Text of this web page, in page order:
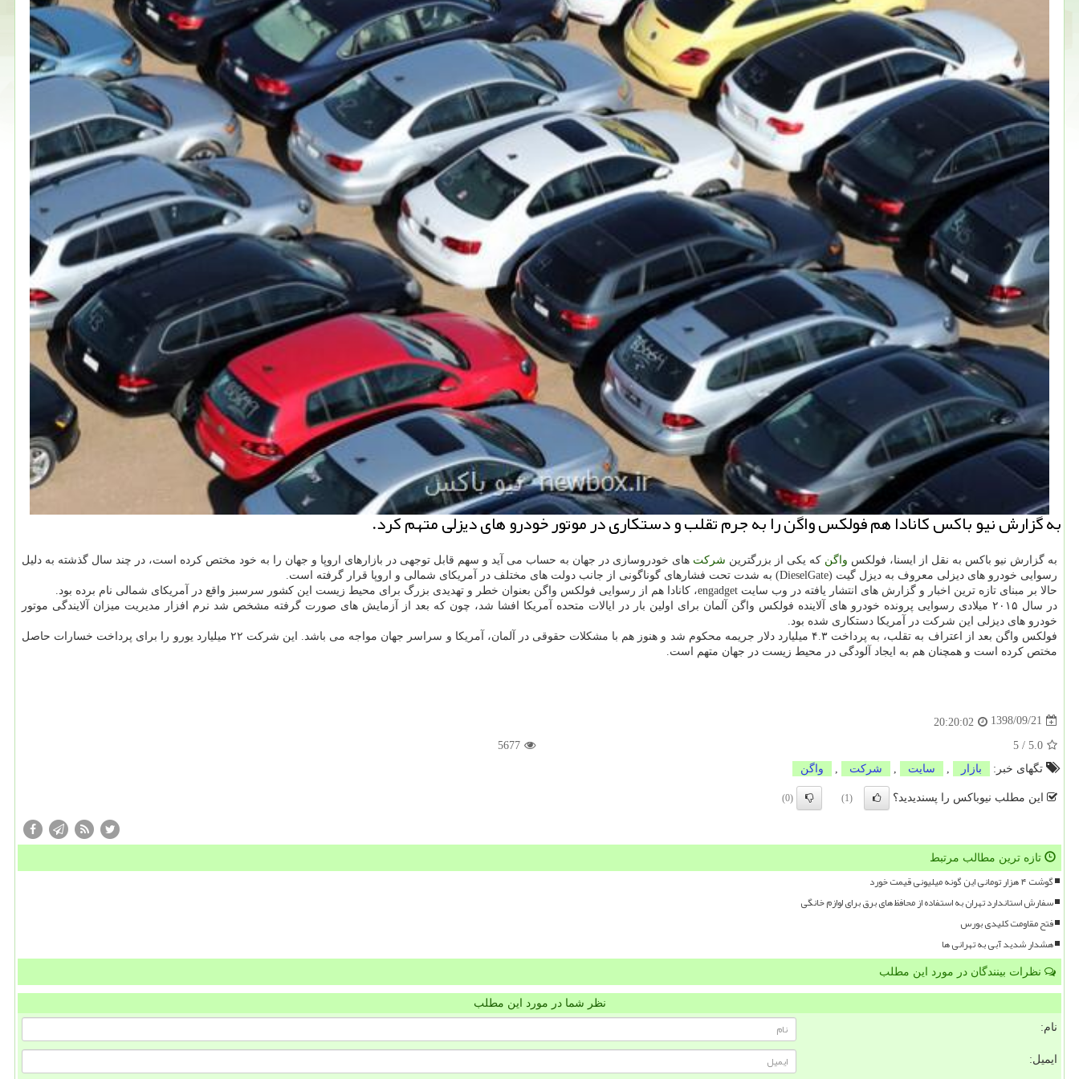
به گزارش نیو باكس كانادا هم فولكس واگن را به جرم تقلب و دستكاری در موتور خودرو های دیزلی متهم كرد.
به گزارش نیو باكس به نقل از ایسنا، فولكس واگن كه یكی از بزرگترین شركت های خودروسازی در جهان به حساب می آید و سهم قابل توجهی در بازارهای اروپا و جهان را به خود مختص كرده است، در چند سال گذشته به دلیل
رسوایی خودرو های دیزلی معروف به دیزل گیت (DieselGate) به شدت تحت فشارهای گوناگونی از جانب دولت های مختلف در آمریكای شمالی و اروپا قرار گرفته است.
حالا بر مبنای تازه ترین اخبار و گزارش های انتشار یافته در وب سایت engadget، كانادا هم از رسوایی فولكس واگن بعنوان خطر و تهدیدی بزرگ برای محیط زیست این كشور سرسبز واقع در آمریكای شمالی نام برده بود.
در سال ۲۰۱۵ میلادی رسوایی پرونده خودرو های آلاینده فولكس واگن آلمان برای اولین بار در ایالات متحده آمریكا افشا شد، چون كه بعد از آزمایش های صورت گرفته مشخص شد نرم افزار مدیریت میزان آلایندگی موتور
خودرو های دیزلی این شركت در آمریكا دستكاری شده بود.
فولكس واگن بعد از اعتراف به تقلب، به پرداخت ۴.۳ میلیارد دلار جریمه محكوم شد و هنوز هم با مشكلات حقوقی در آلمان، آمریكا و سراسر جهان مواجه می باشد. این شركت ۲۲ میلیارد یورو را برای پرداخت خسارات حاصل
مختص كرده است و همچنان هم به ایجاد آلودگی در محیط زیست در جهان متهم است.
1398/09/21
20:20:02
5.0
/
5
5677
تگهای خبر:
بازار سایت شركت واگن
این مطلب نیوباکس را پسندیدید؟ (1)
(0)
تازه ترین مطالب مرتبط
گوشت ۴ هزار تومانی این گونه میلیونی قیمت خورد
سفارش استاندارد تهران به استفاده از محافظ های برق برای لوازم خانگی
فتح مقاومت کلیدی بورس
هشدار شدید آبی به تهرانی ها
نظرات بینندگان در مورد این مطلب
نظر شما در مورد این مطلب
نام:
ایمیل: